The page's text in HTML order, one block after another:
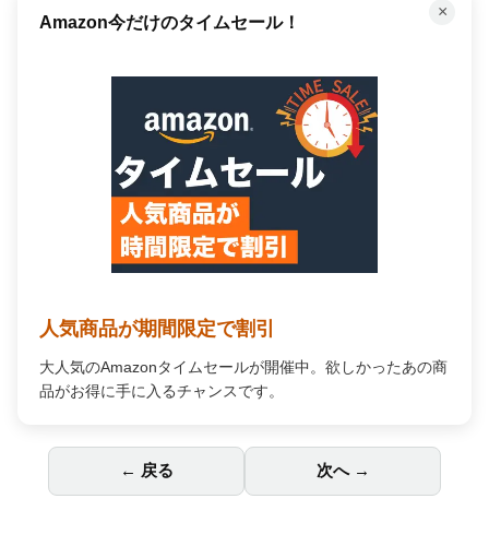
×
Amazon今だけのタイムセール！
人気商品が期間限定で割引
大人気のAmazonタイムセールが開催中。欲しかったあの商
品がお得に手に入るチャンスです。
← 戻る 次へ →